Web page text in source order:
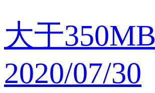
大于350MB
2020/07/30